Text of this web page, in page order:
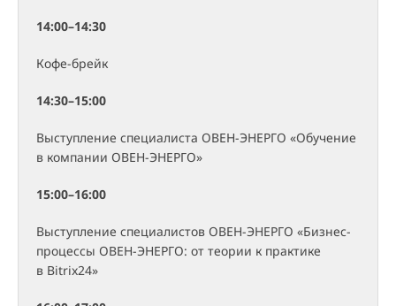
14:00–14:30
Кофе-брейк
14:30–15:00
Выступление специалиста ОВЕН-ЭНЕРГО «Обучение
в компании ОВЕН-ЭНЕРГО»
15:00–16:00
Выступление специалистов ОВЕН-ЭНЕРГО «Бизнес-
процессы ОВЕН-ЭНЕРГО: от теории к практике
в Bitrix24»